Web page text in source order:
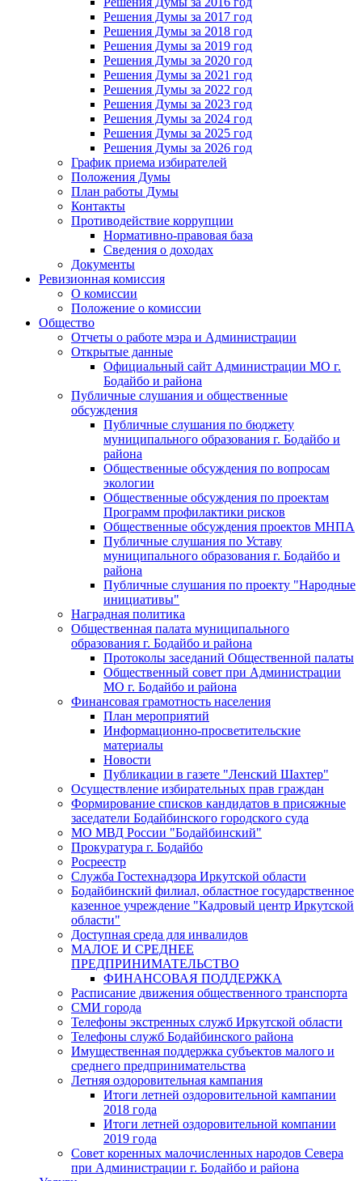
Решения Думы за 2017 год
Решения Думы за 2018 год
Решения Думы за 2019 год
Решения Думы за 2020 год
Решения Думы за 2021 год
Решения Думы за 2022 год
Решения Думы за 2023 год
Решения Думы за 2024 год
Решения Думы за 2025 год
Решения Думы за 2026 год
График приема избирателей
Положения Думы
План работы Думы
Контакты
Противодействие коррупции
Нормативно-правовая база
Сведения о доходах
Документы
Ревизионная комиссия
О комиссии
Положение о комиссии
Общество
Отчеты о работе мэра и Администрации
Открытые данные
Официальный сайт Администрации МО г.
Бодайбо и района
Публичные слушания и общественные
обсуждения
Публичные слушания по бюджету
муниципального образования г. Бодайбо и
района
Общественные обсуждения по вопросам
экологии
Общественные обсуждения по проектам
Программ профилактики рисков
Общественные обсуждения проектов МНПА
Публичные слушания по Уставу
муниципального образования г. Бодайбо и
района
Публичные слушания по проекту "Народные
инициативы"
Наградная политика
Общественная палата муниципального
образования г. Бодайбо и района
Протоколы заседаний Общественной палаты
Общественный совет при Администрации
МО г. Бодайбо и района
Финансовая грамотность населения
План мероприятий
Информационно-просветительские
материалы
Новости
Публикации в газете "Ленский Шахтер"
Осуществление избирательных прав граждан
Формирование списков кандидатов в присяжные
заседатели Бодайбинского городского суда
МО МВД России "Бодайбинский"
Прокуратура г. Бодайбо
Росреестр
Служба Гостехнадзора Иркутской области
Бодайбинский филиал, областное государственное
казенное учреждение "Кадровый центр Иркутской
области"
Доступная среда для инвалидов
МАЛОЕ И СРЕДНЕЕ
ПРЕДПРИНИМАТЕЛЬСТВО
ФИНАНСОВАЯ ПОДДЕРЖКА
Расписание движения общественного транспорта
СМИ города
Телефоны экстренных служб Иркутской области
Телефоны служб Бодайбинского района
Имущественная поддержка субъектов малого и
среднего предпринимательства
Летняя оздоровительная кампания
Итоги летней оздоровительной кампании
2018 года
Итоги летней оздоровительной компании
2019 года
Совет коренных малочисленных народов Севера
при Администрации г. Бодайбо и района